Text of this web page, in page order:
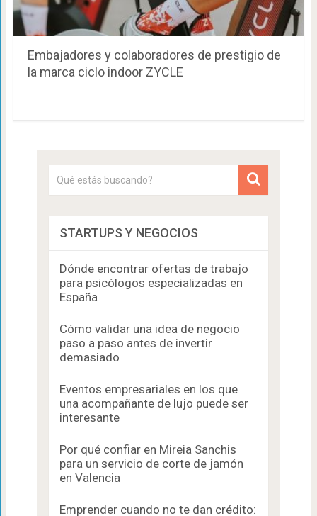
Embajadores y colaboradores de prestigio de
la marca ciclo indoor ZYCLE
STARTUPS Y NEGOCIOS
Dónde encontrar ofertas de trabajo
para psicólogos especializadas en
España
Cómo validar una idea de negocio
paso a paso antes de invertir
demasiado
Eventos empresariales en los que
una acompañante de lujo puede ser
interesante
Por qué confiar en Mireia Sanchis
para un servicio de corte de jamón
en Valencia
Emprender cuando no te dan crédito: